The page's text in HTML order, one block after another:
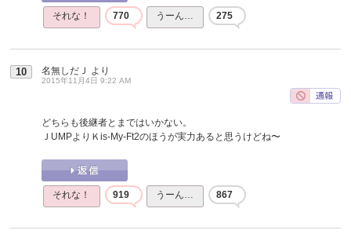
それな！ 770 うーん… 275
10 名無しだＪ より
2015年11月4日 9:22 AM
どちらも後継者とまではいかない。
ＪUMPよりＫis-My-Ft2のほうが実力あると思うけどね〜
それな！ 919 うーん… 867